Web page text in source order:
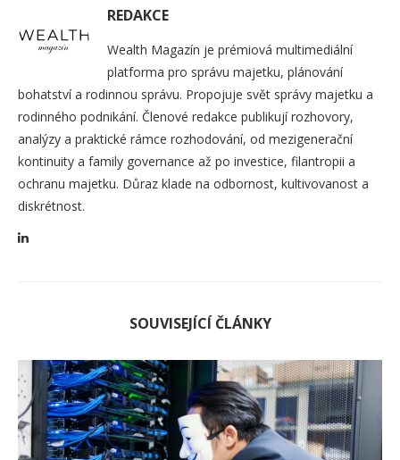
REDAKCE
Wealth Magazín je prémiová multimediální
platforma pro správu majetku, plánování
bohatství a rodinnou správu. Propojuje svět správy majetku a
rodinného podnikání. Členové redakce publikují rozhovory,
analýzy a praktické rámce rozhodování, od mezigenerační
kontinuity a family governance až po investice, filantropii a
ochranu majetku. Důraz klade na odbornost, kultivovanost a
diskrétnost.
SOUVISEJÍCÍ ČLÁNKY